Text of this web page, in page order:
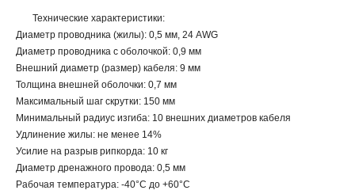
Технические характеристики:
Диаметр проводника (жилы): 0,5 мм, 24 AWG
Диаметр проводника с оболочкой: 0,9 мм
Внешний диаметр (размер) кабеля: 9 мм
Толщина внешней оболочки: 0,7 мм
Максимальный шаг скрутки: 150 мм
Минимальный радиус изгиба: 10 внешних диаметров кабеля
Удлинение жилы: не менее 14%
Усилие на разрыв рипкорда: 10 кг
Диаметр дренажного провода: 0,5 мм
Рабочая температура: -40°C до +60°C